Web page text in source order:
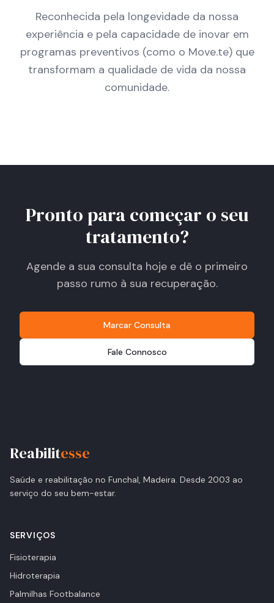
Reconhecida pela longevidade da nossa
experiência e pela capacidade de inovar em
programas preventivos (como o Move.te) que
transformam a qualidade de vida da nossa
comunidade.
Pronto para começar o seu
tratamento?
Agende a sua consulta hoje e dê o primeiro
passo rumo à sua recuperação.
Marcar Consulta
Fale Connosco
Reabilitesse
Saúde e reabilitação no Funchal, Madeira. Desde 2003 ao
serviço do seu bem-estar.
SERVIÇOS
Fisioterapia
Hidroterapia
Palmilhas Footbalance